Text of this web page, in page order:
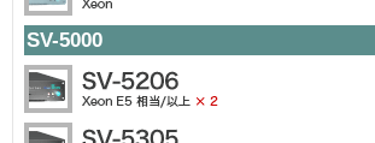
SV-5000